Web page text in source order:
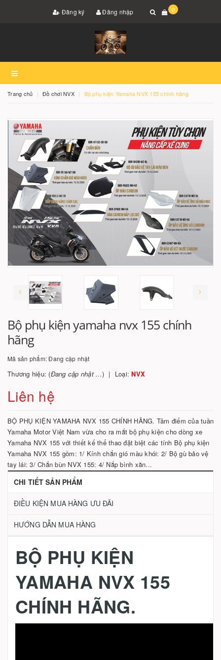
Đăng ký Đăng nhập 0
Trang chủ Đồ chơi NVX Bộ phụ kiện Yamaha NVX 155 chính hãng
Bộ phụ kiện yamaha nvx 155 chính
hãng
Mã sản phẩm:Đang cập nhật
Thương hiệu: (Đang cập nhật ...) Loại:NVX
Liên hệ
BỘ PHỤ KIỆN YAMAHA NVX 155 CHÍNH HÃNG. Tâm điểm của tuần
Yamaha Motor Việt Nam vừa cho ra mắt bộ phụ kiện cho dòng xe
Yamaha NVX 155 với thiết kế thể thao đặt biệt các tính Bộ phụ kiện
Yamaha NVX 155 gồm: 1/ Kính chắn gió màu khói: 2/ Bộ gù bảo vệ
tay lái: 3/ Chắn bùn NVX 155: 4/ Nắp bình xăn...
CHI TIẾT SẢN PHẨM
ĐIỀU KIỆN MUA HÀNG ƯU ĐÃI
HƯỚNG DẪN MUA HÀNG
BỘ PHỤ KIỆN
YAMAHA NVX 155
CHÍNH HÃNG.